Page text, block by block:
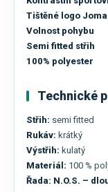
Tištěné logo Joma
Volnost pohybu
Semi fitted střih
100% polyester
Technické
Střih: semi fitted
Rukáv: krátký
Výstřih: kulatý
Materiál: 100 %
Řada: N.O.S. –